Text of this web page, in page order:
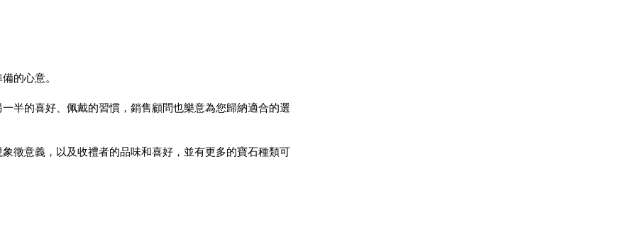
的心意。
半的喜好、佩戴的習慣，銷售顧問也樂意為您歸納適合的選
徵意義，以及收禮者的品味和喜好，並有更多的寶石種類可